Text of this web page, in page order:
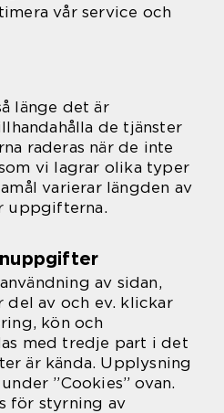
vår service och
länge det är
de tjänster
raderas när de inte
vi lagrar olika typer
varierar längden av
uppgifterna.
av sidan,
del av och ev. klickar
kön och
med tredje part i det
är kända. Upplysning
”Cookies” ovan.
för styrning av